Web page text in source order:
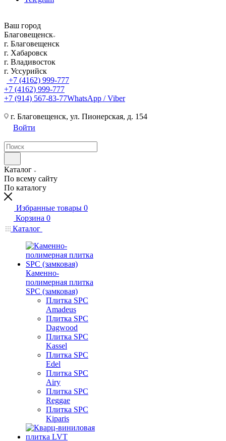
Ваш город
Благовещенск
г. Благовещенск
г. Хабаровск
г. Владивосток
г. Уссурийск
+7 (4162) 999-777
+7 (4162) 999-777
+7 (914) 567-83-77WhatsApp / Viber
г. Благовещенск, ул. Пионерская, д. 154
Войти
Каталог
По всему сайту
По каталогу
Избранные товары 0
Корзина 0
Каталог
Каменно-
полимерная плитка
SPC (замковая)
Плитка SPC
Amadeus
Плитка SPC
Dagwood
Плитка SPC
Kassel
Плитка SPC
Edel
Плитка SPC
Airy
Плитка SPC
Reggae
Плитка SPC
Kiparis